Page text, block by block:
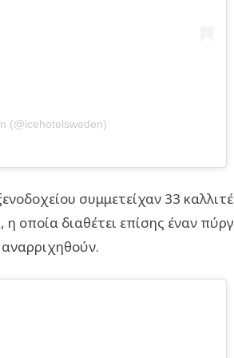
(@icehotelsweden)
συμμετείχαν 33
οποία διαθέτει επίσης έναν